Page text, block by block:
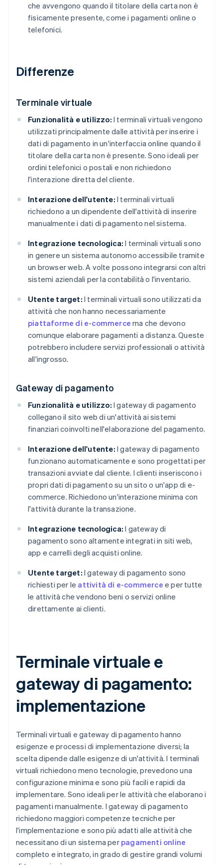
che avvengono quando il titolare della carta non è
fisicamente presente, come i pagamenti online o
telefonici.
Differenze
Terminale virtuale
Funzionalità e utilizzo: I terminali virtuali vengono
utilizzati principalmente dalle attività per inserire i
dati di pagamento in un'interfaccia online quando il
titolare della carta non è presente. Sono ideali per
ordini telefonici o postali e non richiedono
l'interazione diretta del cliente.
Interazione dell'utente: I terminali virtuali
richiedono a un dipendente dell'attività di inserire
manualmente i dati di pagamento nel sistema.
Integrazione tecnologica: I terminali virtuali sono
in genere un sistema autonomo accessibile tramite
un browser web. A volte possono integrarsi con altri
sistemi aziendali per la contabilità o l'inventario.
Utente target: I terminali virtuali sono utilizzati da
attività che non hanno necessariamente
piattaforme di e-commerce ma che devono
comunque elaborare pagamenti a distanza. Queste
potrebbero includere servizi professionali o attività
all'ingrosso.
Gateway di pagamento
Funzionalità e utilizzo: I gateway di pagamento
collegano il sito web di un'attività ai sistemi
finanziari coinvolti nell'elaborazione del pagamento.
Interazione dell'utente: I gateway di pagamento
funzionano automaticamente e sono progettati per
transazioni avviate dal cliente. I clienti inseriscono i
propri dati di pagamento su un sito o un'app di e-
commerce. Richiedono un'interazione minima con
l'attività durante la transazione.
Integrazione tecnologica: I gateway di
pagamento sono altamente integrati in siti web,
app e carrelli degli acquisti online.
Utente target: I gateway di pagamento sono
richiesti per le attività di e-commerce e per tutte
le attività che vendono beni o servizi online
direttamente ai clienti.
Terminale virtuale e
gateway di pagamento:
implementazione
Terminali virtuali e gateway di pagamento hanno
esigenze e processi di implementazione diversi; la
scelta dipende dalle esigenze di un'attività. I terminali
virtuali richiedono meno tecnologie, prevedono una
configurazione minima e sono più facili e rapidi da
implementare. Sono ideali per le attività che elaborano i
pagamenti manualmente. I gateway di pagamento
richiedono maggiori competenze tecniche per
l'implementazione e sono più adatti alle attività che
necessitano di un sistema per pagamenti online
completo e integrato, in grado di gestire grandi volumi